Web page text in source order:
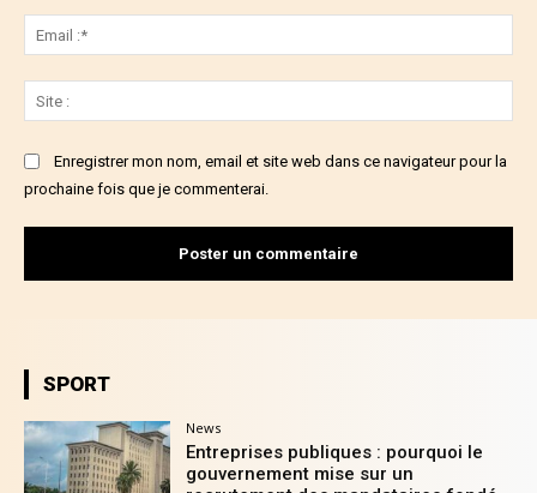
:*
:
Enregistrer mon nom, email et site web dans ce navigateur pour la
prochaine fois que je commenterai.
SPORT
News
Entreprises publiques : pourquoi le
gouvernement mise sur un